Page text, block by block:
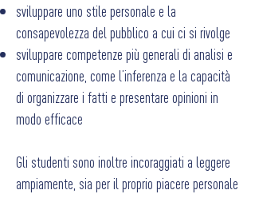
sviluppare uno stile personale e la
consapevolezza del pubblico a cui ci si rivolge
sviluppare competenze più generali di analisi e
comunicazione, come l’inferenza e la capacità
di organizzare i fatti e presentare opinioni in
modo efficace
Gli studenti sono inoltre incoraggiati a leggere
ampiamente, sia per il proprio piacere personale